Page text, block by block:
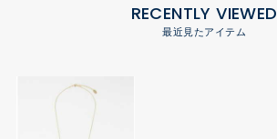
RECENTLY VIEWED
最近見たアイテム